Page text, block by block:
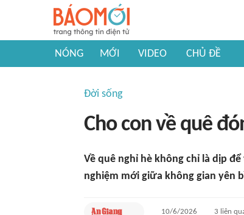
NÓNG MỚI VIDEO CHỦ ĐỀ
Đời sống
Cho con về quê
Về quê nghỉ hè không chỉ là dịp
nghiệm mới giữa không gian yên
10/6/2026 3 liên